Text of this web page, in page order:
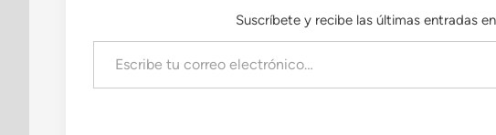
Suscríbete y recibe las últimas entradas
Escribe tu correo electrónico…